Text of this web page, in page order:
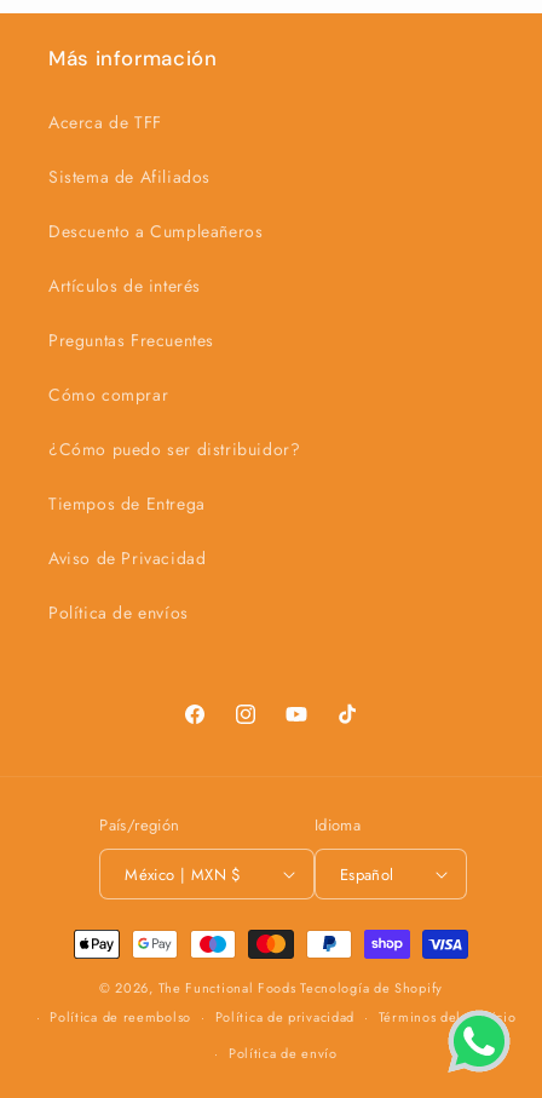
Más información
Acerca de TFF
Sistema de Afiliados
Descuento a Cumpleañeros
Artículos de interés
Preguntas Frecuentes
Cómo comprar
¿Cómo puedo ser distribuidor?
Tiempos de Entrega
Aviso de Privacidad
Política de envíos
FacebookInstagramYouTubeTikTok
País/región
México | MXN $
Idioma
Español
Formas
de
pago© 2026, The Functional Foods Tecnología de Shopify
Política de reembolso
Política de privacidad
Términos del servicio
Política de envío